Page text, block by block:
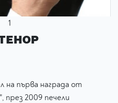
1
на първа награда от
през 2009 печели